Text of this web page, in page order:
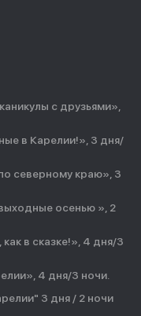
с друзьями»,
в Карелии!», 3 дня/
северному краю», 3
осенью », 2
в сказке!», 4 дня/3
4 дня/3 ночи.
3 дня / 2 ночи